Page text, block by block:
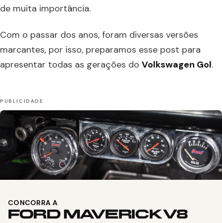
de muita importância.
Com o passar dos anos, foram diversas versões
marcantes, por isso, preparamos esse post para
apresentar todas as gerações do Volkswagen Gol.
CONCORRA A
FORD MAVERICK V8